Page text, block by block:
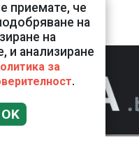
приемате, че
на
на
и анализиране
за
.
OK